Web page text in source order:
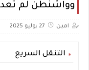
وواشنطن لم تعد
امين 27 يوليو 2025
التنقل السريع